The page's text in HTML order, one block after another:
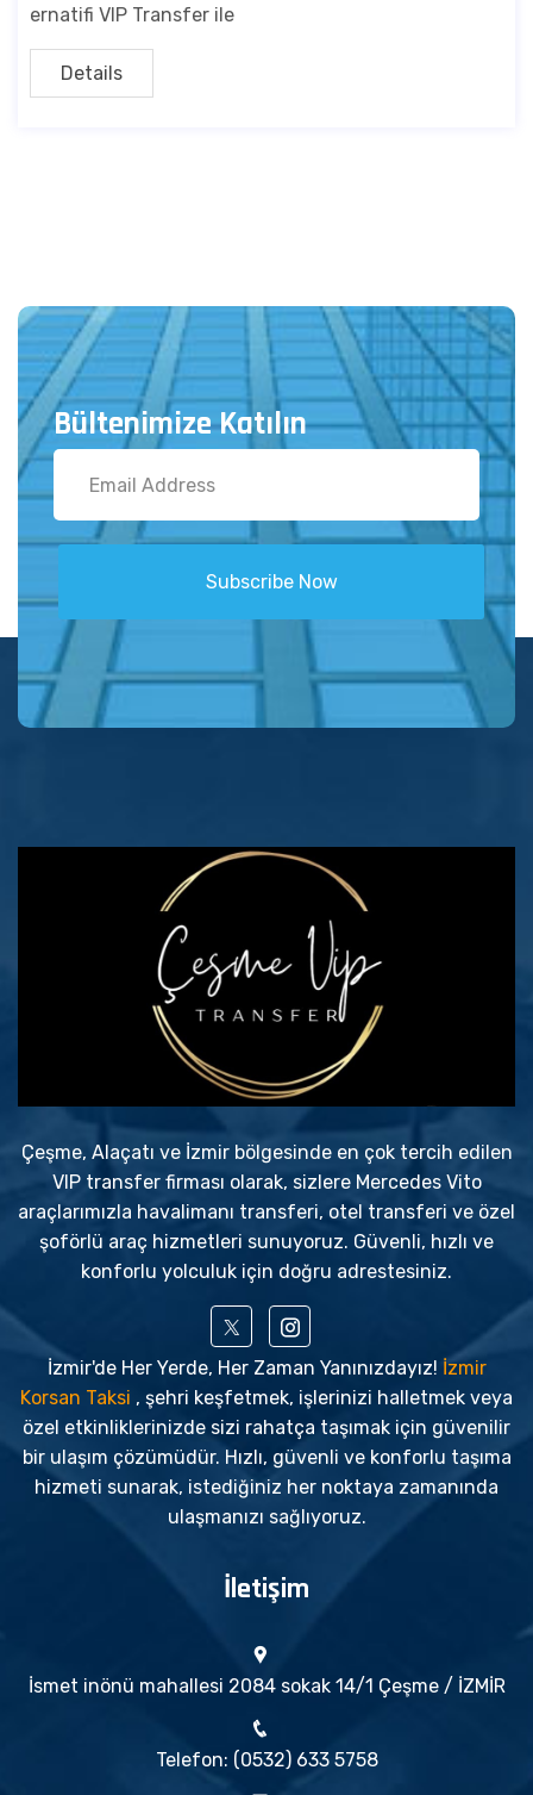
ernatifi VIP Transfer ile
Details
Bültenimize Katılın
Subscribe Now
Çeşme, Alaçatı ve İzmir bölgesinde en çok tercih edilen
VIP transfer firması olarak, sizlere Mercedes Vito
araçlarımızla havalimanı transferi, otel transferi ve özel
şoförlü araç hizmetleri sunuyoruz. Güvenli, hızlı ve
konforlu yolculuk için doğru adrestesiniz.
İzmir'de Her Yerde, Her Zaman Yanınızdayız! İzmir
Korsan Taksi , şehri keşfetmek, işlerinizi halletmek veya
özel etkinliklerinizde sizi rahatça taşımak için güvenilir
bir ulaşım çözümüdür. Hızlı, güvenli ve konforlu taşıma
hizmeti sunarak, istediğiniz her noktaya zamanında
ulaşmanızı sağlıyoruz.
İletişim
İsmet inönü mahallesi 2084 sokak 14/1 Çeşme / İZMİR
Telefon: (0532) 633 5758